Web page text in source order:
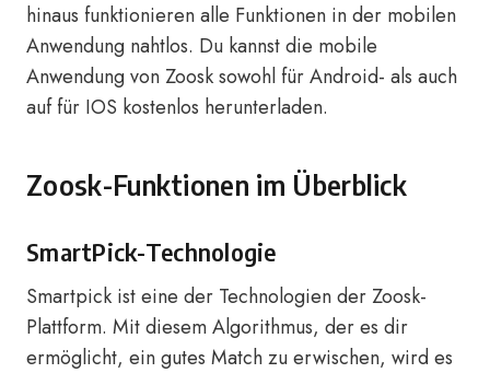
hinaus funktionieren alle Funktionen in der mobilen
Anwendung nahtlos. Du kannst die mobile
Anwendung von Zoosk sowohl für Android- als auch
auf für IOS kostenlos herunterladen.
Zoosk-Funktionen im Überblick
SmartPick-Technologie
Smartpick ist eine der Technologien der Zoosk-
Plattform. Mit diesem Algorithmus, der es dir
ermöglicht, ein gutes Match zu erwischen, wird es